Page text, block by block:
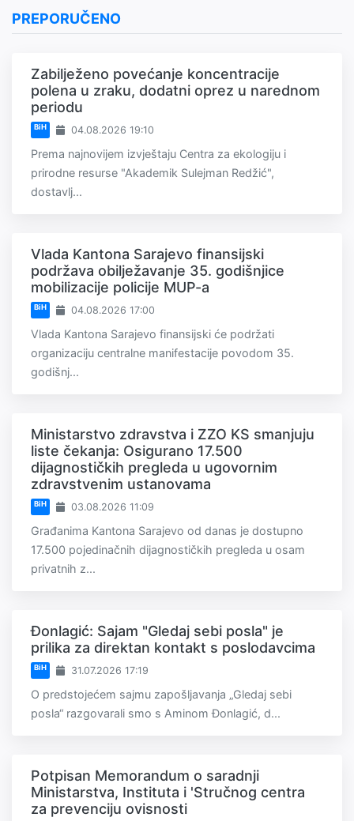
PREPORUČENO
Zabilježeno povećanje koncentracije
polena u zraku, dodatni oprez u narednom
periodu
BiH 04.08.2026 19:10
Prema najnovijem izvještaju Centra za ekologiju i
prirodne resurse "Akademik Sulejman Redžić",
dostavlj...
Vlada Kantona Sarajevo finansijski
podržava obilježavanje 35. godišnjice
mobilizacije policije MUP-a
BiH 04.08.2026 17:00
Vlada Kantona Sarajevo finansijski će podržati
organizaciju centralne manifestacije povodom 35.
godišnj...
Ministarstvo zdravstva i ZZO KS smanjuju
liste čekanja: Osigurano 17.500
dijagnostičkih pregleda u ugovornim
zdravstvenim ustanovama
BiH 03.08.2026 11:09
Građanima Kantona Sarajevo od danas je dostupno
17.500 pojedinačnih dijagnostičkih pregleda u osam
privatnih z...
Đonlagić: Sajam "Gledaj sebi posla" je
prilika za direktan kontakt s poslodavcima
BiH 31.07.2026 17:19
O predstojećem sajmu zapošljavanja „Gledaj sebi
posla“ razgovarali smo s Aminom Đonlagić, d...
Potpisan Memorandum o saradnji
Ministarstva, Instituta i 'Stručnog centra
za prevenciju ovisnosti